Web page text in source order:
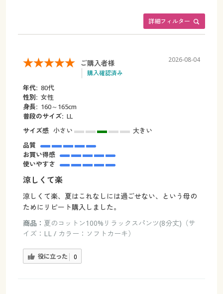
詳細フィルター
ご購入者様
購入確認済み
2026-08-04
年代: 80代
性別: 女性
身長: 160～165cm
普段のサイズ: LL
サイズ感 小さい
大きい
品質
お買い得感
使いやすさ
涼しくて楽
涼しくて楽、夏はこれなしには過ごせない、という母の
ためにリピート購入しました。
商品： 夏のコットン100%リラックスパンツ(8分丈)（サ
イズ：LL / カラー：ソフトカーキ）
役に立った 0